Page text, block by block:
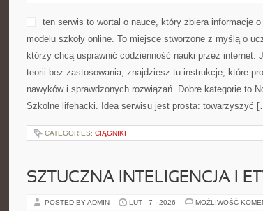
ten serwis to wortal o nauce, który zbiera informacje
modelu szkoły online. To miejsce stworzone z myślą o
którzy chcą usprawnić codzienność nauki przez internet.
teorii bez zastosowania, znajdziesz tu instrukcje, które
nawyków i sprawdzonych rozwiązań. Dobre kategorie to
Szkolne lifehacki. Idea serwisu jest prosta: towarzyszyć
CATEGORIES: CIĄGNIKI
SZTUCZNA INTELIGENCJA I
POSTED BY ADMIN LUT - 7 - 2026 MOŻLIWOŚĆ